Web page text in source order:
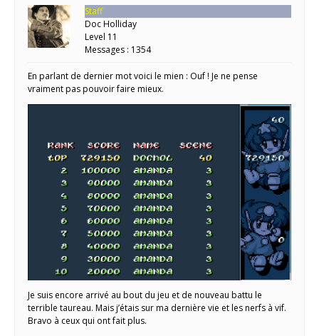
Staff
Doc Holliday
Level 11
Messages : 1354
En parlant de dernier mot voici le mien : Ouf ! Je ne pense
vraiment pas pouvoir faire mieux.
Je suis encore arrivé au bout du jeu et de nouveau battu le
terrible taureau. Mais j’étais sur ma dernière vie et les nerfs à vif.
Bravo à ceux qui ont fait plus.